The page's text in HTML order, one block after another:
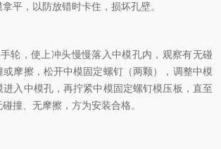
平，以防放错时卡住，损坏孔壁。
，使上冲头慢慢落入中模孔内，观察有无碰
摩擦，松开中模固定螺钉（两颗），调整中模
进入中模孔，再拧紧中模固定螺钉模压板，直至
撞、无摩擦，方为安装合格。